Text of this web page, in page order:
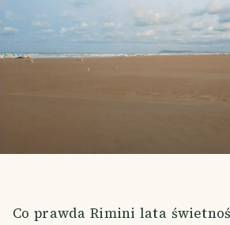
Co prawda Rimini lata